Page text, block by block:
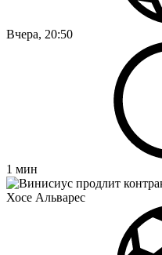
Вчера, 20:50
1 мин